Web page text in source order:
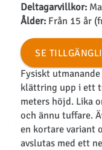
Deltagarvillkor:
Ålder:Från 15 år
SE
Fysiskt
klättring upp i ett
meters höjd. Lika
och ännu tuffare.
en kortare variant
avslutas med ett